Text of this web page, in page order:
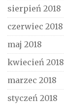
sierpień 2018
czerwiec 2018
maj 2018
kwiecień 2018
marzec 2018
styczeń 2018